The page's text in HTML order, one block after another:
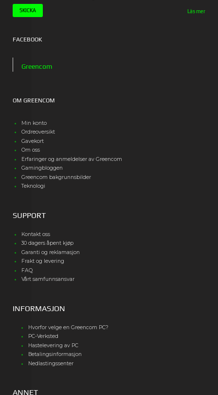
Läs mer
FACEBOOK
Greencom
OM GREENCOM
Min konto
Ordreoversikt
Gavekort
Om oss
Erfaringer og anmeldelser av Greencom
Gamingbloggen
Greencom bakgrunnsbilder
Teknologi
SUPPORT
Kontakt oss
30 dagers åpent kjøp
Garanti og reklamasjon
Frakt og levering
FAQ
Vårt samfunnsansvar
INFORMASJON
Hvorfor velge en Greencom PC?
PC-Verksted
Hastelevering av PC
Betalingsinformasjon
Nedlastingssenter
ANNET